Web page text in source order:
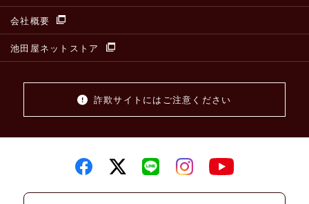
会社概要
池田屋ネットストア
詐欺サイトにはご注意ください